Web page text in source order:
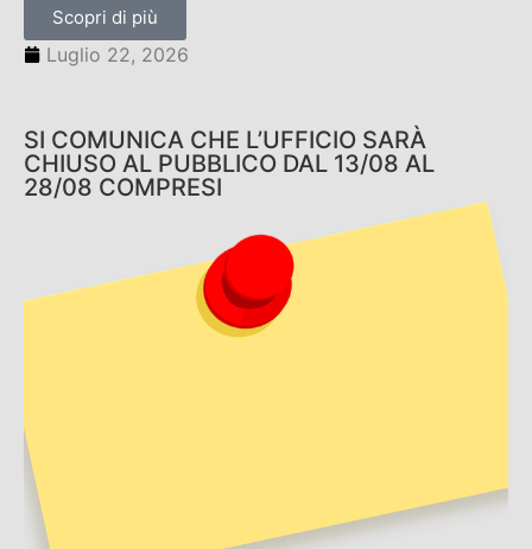
Scopri di più
Luglio 22, 2026
SI COMUNICA CHE L’UFFICIO SARÀ
CHIUSO AL PUBBLICO DAL 13/08 AL
28/08 COMPRESI